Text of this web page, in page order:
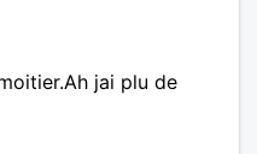
jai plu de